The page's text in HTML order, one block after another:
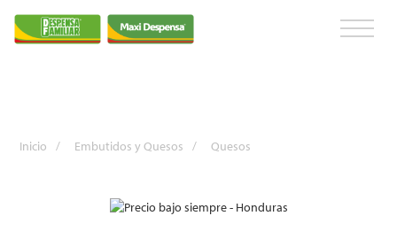
Inicio / Embutidos y Quesos / Quesos